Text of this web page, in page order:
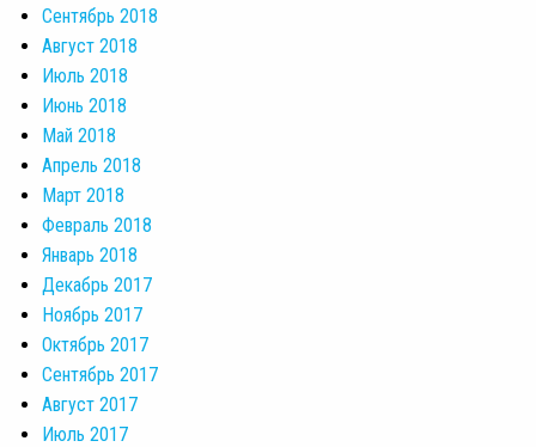
Сентябрь 2018
Август 2018
Июль 2018
Июнь 2018
Май 2018
Апрель 2018
Март 2018
Февраль 2018
Январь 2018
Декабрь 2017
Ноябрь 2017
Октябрь 2017
Сентябрь 2017
Август 2017
Июль 2017